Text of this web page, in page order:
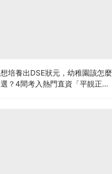
想培養出DSE狀元，幼稚園該怎麼
選？4間考入熱門直資「平靚正」